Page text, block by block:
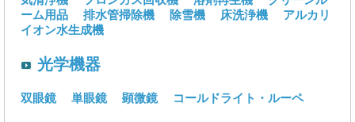
ーム用品
排水管掃除機 除雪機 床洗浄機
アルカリ
イオン水生成機
光学機器
双眼鏡 単眼鏡 顕微鏡 コールドライト・ルーペ